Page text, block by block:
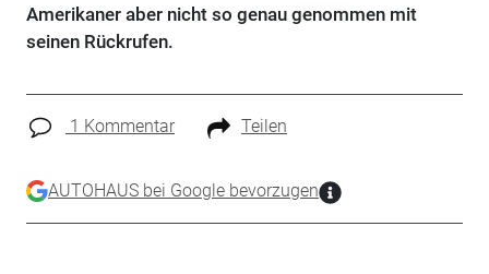
Amerikaner aber nicht so genau genommen mit
seinen Rückrufen.
1 Kommentar Teilen
AUTOHAUS bei Google bevorzugen